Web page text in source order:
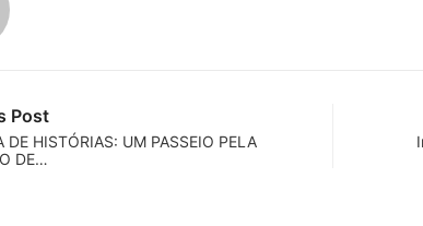
Post
DE HISTÓRIAS: UM PASSEIO PELA
DE…